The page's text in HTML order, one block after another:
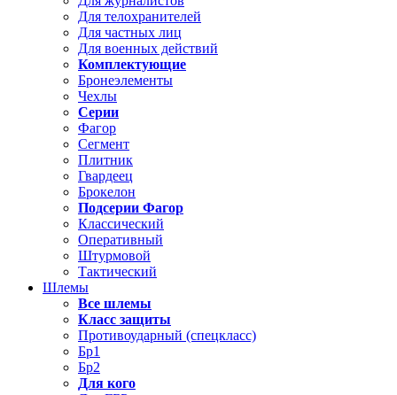
Для телохранителей
Для частных лиц
Для военных действий
Комплектующие
Бронеэлементы
Чехлы
Серии
Фагор
Сегмент
Плитник
Гвардеец
Брокелон
Подсерии Фагор
Классический
Оперативный
Штурмовой
Тактический
Шлемы
Все шлемы
Класс защиты
Противоударный (спецкласс)
Бр1
Бр2
Для кого